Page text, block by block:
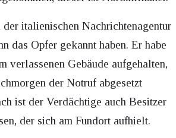
italienischen Nachrichtenagentur
das Opfer gekannt haben. Er habe
verlassenen Gebäude aufgehalten,
der Notruf abgesetzt
ist der Verdächtige auch Besitzer
der sich am Fundort aufhielt.